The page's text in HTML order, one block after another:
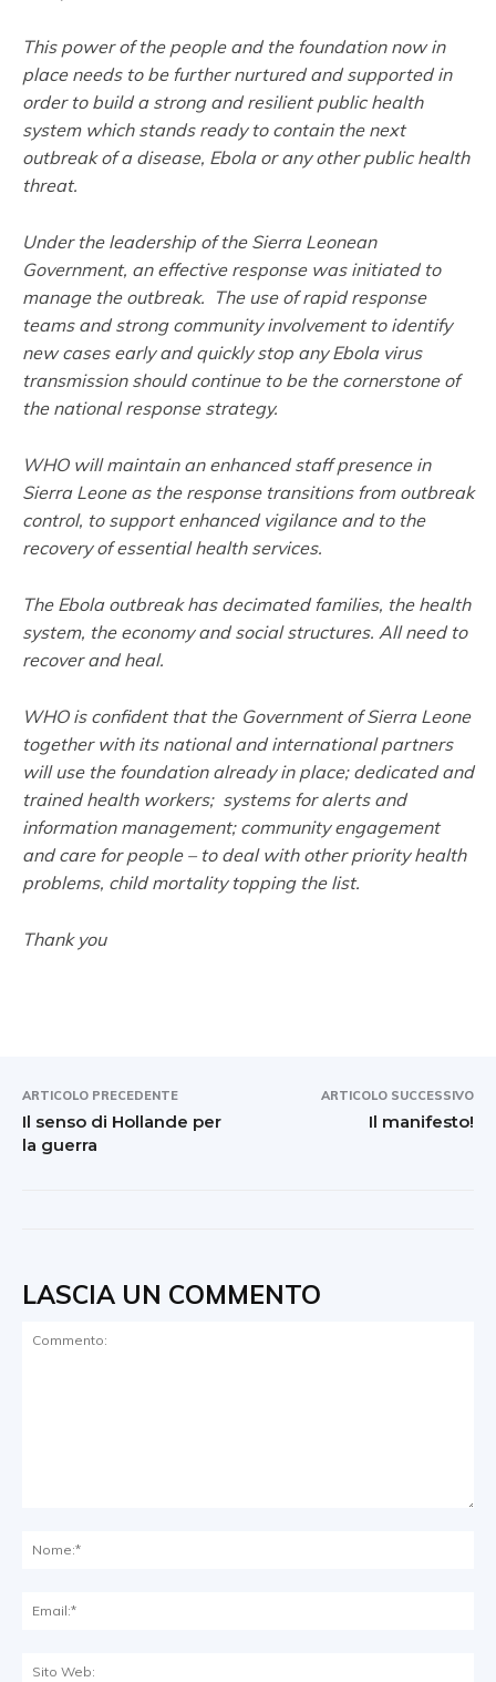
This power of the people and the foundation now in
place needs to be further nurtured and supported in
order to build a strong and resilient public health
system which stands ready to contain the next
outbreak of a disease, Ebola or any other public health
threat.
Under the leadership of the Sierra Leonean
Government, an effective response was initiated to
manage the outbreak. The use of rapid response
teams and strong community involvement to identify
new cases early and quickly stop any Ebola virus
transmission should continue to be the cornerstone of
the national response strategy.
WHO will maintain an enhanced staff presence in
Sierra Leone as the response transitions from outbreak
control, to support enhanced vigilance and to the
recovery of essential health services.
The Ebola outbreak has decimated families, the health
system, the economy and social structures. All need to
recover and heal.
WHO is confident that the Government of Sierra Leone
together with its national and international partners
will use the foundation already in place; dedicated and
trained health workers; systems for alerts and
information management; community engagement
and care for people – to deal with other priority health
problems, child mortality topping the list.
Thank you
ARTICOLO PRECEDENTE
Il senso di Hollande per
la guerra
ARTICOLO SUCCESSIVO
Il manifesto!
LASCIA UN COMMENTO